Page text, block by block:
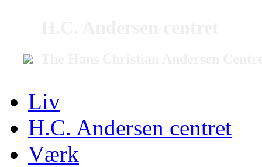
Liv
H.C. Andersen centret
Værk